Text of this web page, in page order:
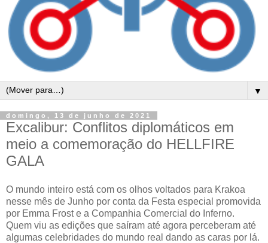
▼
domingo, 13 de junho de 2021
Excalibur: Conflitos diplomáticos em
meio a comemoração do HELLFIRE
GALA
O mundo inteiro está com os olhos voltados para Krakoa
nesse mês de Junho por conta da Festa especial promovida
por Emma Frost e a Companhia Comercial do Inferno.
Quem viu as edições que saíram até agora perceberam até
algumas celebridades do mundo real dando as caras por lá.